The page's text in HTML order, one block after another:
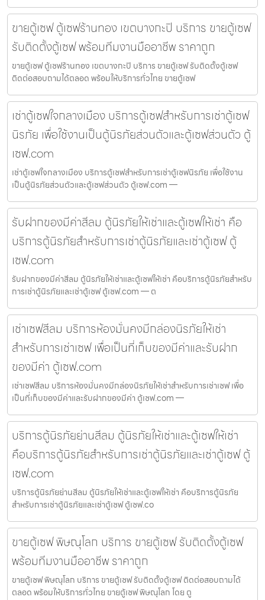
ขายตู้เซฟ ตู้เซฟร้านทอง เขตบางกะปิ บริการ ขายตู้เซฟ
รับติดตั้งตู้เซฟ พร้อมทีมงานมืออาชีพ ราคาถูก
ขายตู้เซฟ ตู้เซฟร้านทอง เขตบางกะปิ บริการ ขายตู้เซฟ รับติดตั้งตู้เซฟ
ติดต่อสอบถามได้ตลอด พร้อมให้บริการทั่วไทย ขายตู้เซฟ
เช่าตู้เซฟใจกลางเมือง บริการตู้เซฟสำหรับการเช่าตู้เซฟ
นิรภัย เพื่อใช้งานเป็นตู้นิรภัยส่วนตัวและตู้เซฟส่วนตัว ตู้
เซฟ.com
เช่าตู้เซฟใจกลางเมือง บริการตู้เซฟสำหรับการเช่าตู้เซฟนิรภัย เพื่อใช้งาน
เป็นตู้นิรภัยส่วนตัวและตู้เซฟส่วนตัว ตู้เซฟ.com —
รับฝากของมีค่าสีลม ตู้นิรภัยให้เช่าและตู้เซฟให้เช่า คือ
บริการตู้นิรภัยสำหรับการเช่าตู้นิรภัยและเช่าตู้เซฟ ตู้
เซฟ.com
รับฝากของมีค่าสีลม ตู้นิรภัยให้เช่าและตู้เซฟให้เช่า คือบริการตู้นิรภัยสำหรับ
การเช่าตู้นิรภัยและเช่าตู้เซฟ ตู้เซฟ.com — ต
เช่าเซฟสีลม บริการห้องมั่นคงมีกล่องนิรภัยให้เช่า
สำหรับการเช่าเซฟ เพื่อเป็นที่เก็บของมีค่าและรับฝาก
ของมีค่า ตู้เซฟ.com
เช่าเซฟสีลม บริการห้องมั่นคงมีกล่องนิรภัยให้เช่าสำหรับการเช่าเซฟ เพื่อ
เป็นที่เก็บของมีค่าและรับฝากของมีค่า ตู้เซฟ.com —
บริการตู้นิรภัยย่านสีลม ตู้นิรภัยให้เช่าและตู้เซฟให้เช่า
คือบริการตู้นิรภัยสำหรับการเช่าตู้นิรภัยและเช่าตู้เซฟ ตู้
เซฟ.com
บริการตู้นิรภัยย่านสีลม ตู้นิรภัยให้เช่าและตู้เซฟให้เช่า คือบริการตู้นิรภัย
สำหรับการเช่าตู้นิรภัยและเช่าตู้เซฟ ตู้เซฟ.co
ขายตู้เซฟ พิษณุโลก บริการ ขายตู้เซฟ รับติดตั้งตู้เซฟ
พร้อมทีมงานมืออาชีพ ราคาถูก
ขายตู้เซฟ พิษณุโลก บริการ ขายตู้เซฟ รับติดตั้งตู้เซฟ ติดต่อสอบถามได้
ตลอด พร้อมให้บริการทั่วไทย ขายตู้เซฟ พิษณุโลก โดย ตู